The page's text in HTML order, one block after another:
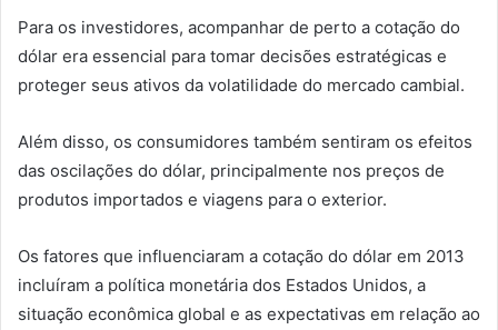
Para os investidores, acompanhar de perto a cotação do
dólar era essencial para tomar decisões estratégicas e
proteger seus ativos da volatilidade do mercado cambial.
Além disso, os consumidores também sentiram os efeitos
das oscilações do dólar, principalmente nos preços de
produtos importados e viagens para o exterior.
Os fatores que influenciaram a cotação do dólar em 2013
incluíram a política monetária dos Estados Unidos, a
situação econômica global e as expectativas em relação ao